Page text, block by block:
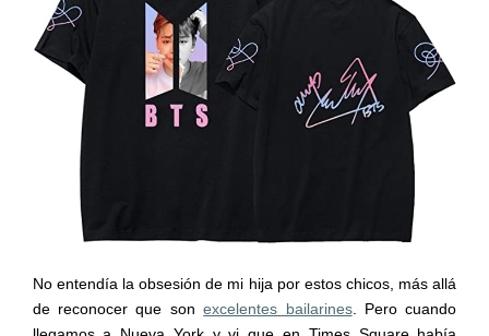
No entendía la obsesión de mi hija por estos chicos, más allá
de reconocer que sonexcelentes bailarines. Pero cuando